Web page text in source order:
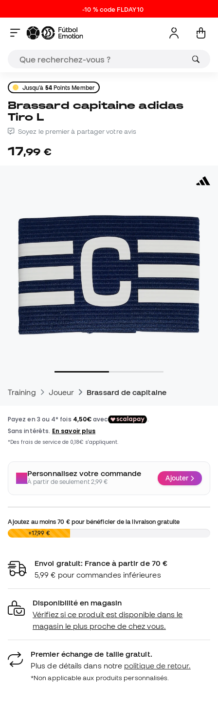
-10 % code FLDAY10
Jusqu'à 54Points Member
Brassard capitaine adidas
Tiro L
Soyez le premier à partager votre avis
17,99 €
Training Joueur Brassard de capitaine
Personnalisez votre commande
À partir de seulement 2,99 € Ajouter
Ajoutez au moins70 €pour bénéficier de la livraison gratuite
0,00 € +17,99 €
Envoi gratuit: France à partir de 70 €
5,99 € pour commandes inférieures
Disponibilité en magasin
Vérifiez si ce produit est disponible dans le
magasin le plus proche de chez vous.
Premier échange de taille gratuit.
Plus de détails dans notre politique de retour.
*Non applicable aux produits personnalisés.